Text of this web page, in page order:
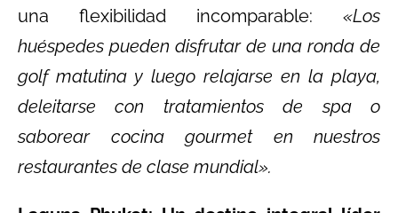
una flexibilidad incomparable: «Los
huéspedes pueden disfrutar de una ronda de
golf matutina y luego relajarse en la playa,
deleitarse con tratamientos de spa o
saborear cocina gourmet en nuestros
restaurantes de clase mundial».